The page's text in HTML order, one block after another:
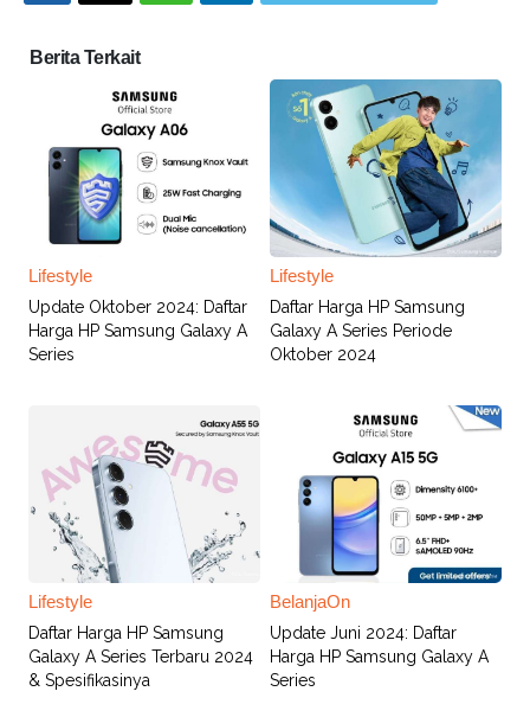
Berita Terkait
Lifestyle
Update Oktober 2024: Daftar
Harga HP Samsung Galaxy A
Series
Lifestyle
Daftar Harga HP Samsung
Galaxy A Series Periode
Oktober 2024
Lifestyle
Daftar Harga HP Samsung
Galaxy A Series Terbaru 2024
& Spesifikasinya
BelanjaOn
Update Juni 2024: Daftar
Harga HP Samsung Galaxy A
Series